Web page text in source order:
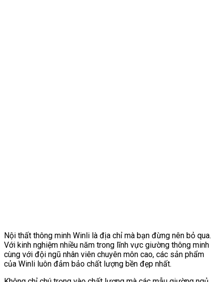
Nội thất thông minh Winli là địa chỉ mà bạn đừng nên bỏ qua.
Với kinh nghiệm nhiều năm trong lĩnh vực giường thông minh
cùng với đội ngũ nhân viên chuyên môn cao, các sản phẩm
của Winli luôn đảm bảo chất lượng bền đẹp nhất.